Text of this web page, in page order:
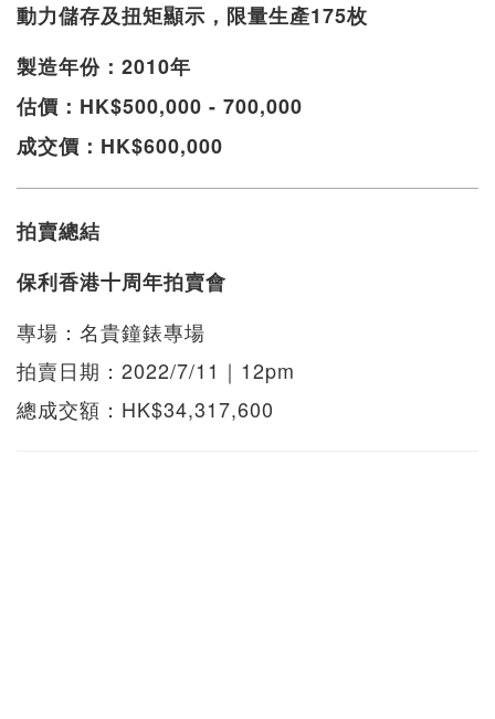
動力儲存及扭矩顯示，限量生產175枚
製造年份：2010年
估價：HK$500,000 - 700,000
成交價：HK$600,000
拍賣總結
保利香港十周年拍賣會
專場：名貴鐘錶專場
拍賣日期：2022/7/11｜12pm
總成交額：HK$34,317,600